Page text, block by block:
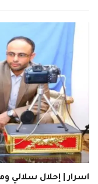
اسرار | إحلال سلالي